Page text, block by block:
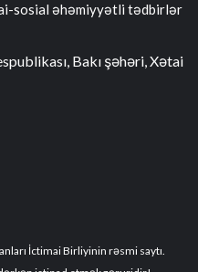
sosial əhəmiyyətli tədbirlər
Bakı şəhəri, Xətai
İctimai Birliyinin rəsmi saytı.